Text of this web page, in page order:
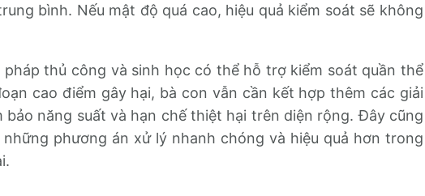
bình. Nếu mật độ quá cao, hiệu quả kiểm soát sẽ không
thủ công và sinh học có thể hỗ trợ kiểm soát quần thể
cao điểm gây hại, bà con vẫn cần kết hợp thêm các giải
bảo năng suất và hạn chế thiệt hại trên diện rộng. Đây cũng
phương án xử lý nhanh chóng và hiệu quả hơn trong